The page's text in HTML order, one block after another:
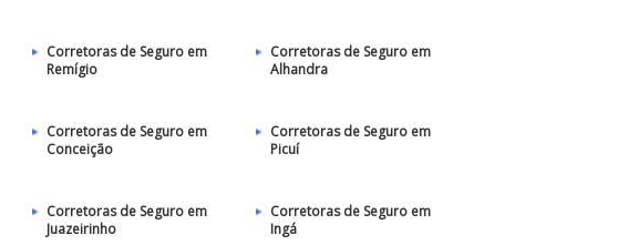
Corretoras de Seguro em
Remígio
Corretoras de Seguro em
Alhandra
Corretoras de Seguro em
Conceição
Corretoras de Seguro em
Picuí
Corretoras de Seguro em
Juazeirinho
Corretoras de Seguro em
Ingá